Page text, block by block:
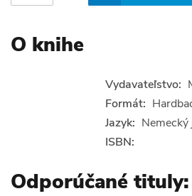
O knihe
Vydavateľstvo:
Formát:
Jazyk: Nemecký
ISBN:
Odporúčané tituly: